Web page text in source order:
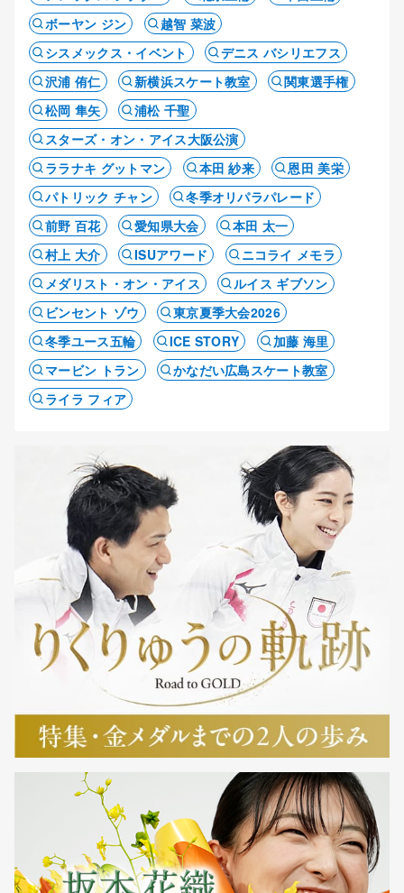
ボーヤン ジン
越智 菜波
シスメックス・イベント
デニス バシリエフス
沢浦 侑仁
新横浜スケート教室
関東選手権
松岡 隼矢
浦松 千聖
スターズ・オン・アイス大阪公演
ララナキ グットマン
本田 紗来
恩田 美栄
パトリック チャン
冬季オリパラパレード
前野 百花
愛知県大会
本田 太一
村上 大介
ISUアワード
ニコライ メモラ
メダリスト・オン・アイス
ルイス ギブソン
ビンセント ゾウ
東京夏季大会2026
冬季ユース五輪
ICE STORY
加藤 海里
マービン トラン
かなだい広島スケート教室
ライラ フィア